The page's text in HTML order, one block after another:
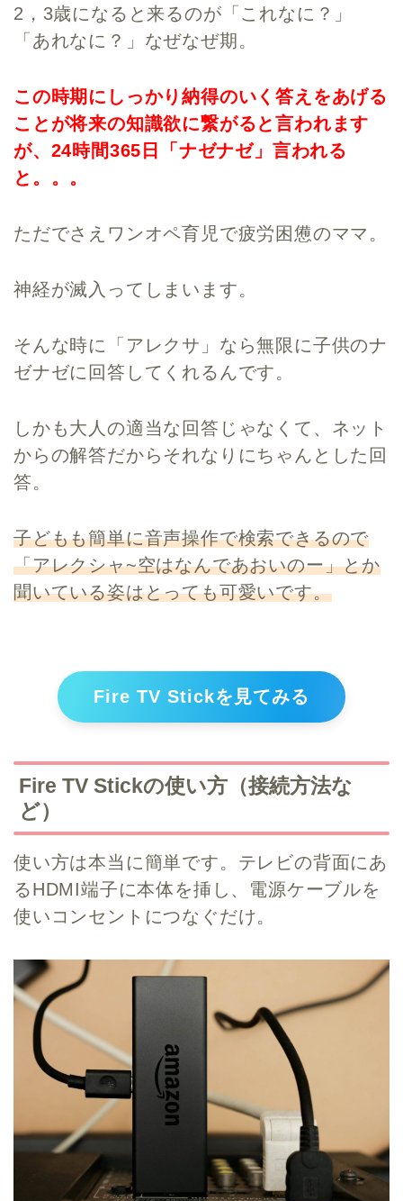
2，3歳になると来るのが「これなに？」
「あれなに？」なぜなぜ期。
この時期にしっかり納得のいく答えをあげる
ことが将来の知識欲に繋がると言われます
が、24時間365日「ナゼナゼ」言われる
と。。。
ただでさえワンオペ育児で疲労困憊のママ。
神経が滅入ってしまいます。
そんな時に「アレクサ」なら無限に子供のナ
ゼナゼに回答してくれるんです。
しかも大人の適当な回答じゃなくて、ネット
からの解答だからそれなりにちゃんとした回
答。
子どもも簡単に音声操作で検索できるので
「アレクシャ~空はなんであおいのー」とか
聞いている姿はとっても可愛いです。
Fire TV Stickを見てみる
Fire TV Stickの使い方（接続方法な
ど）
使い方は本当に簡単です。テレビの背面にあ
るHDMI端子に本体を挿し、電源ケーブルを
使いコンセントにつなぐだけ。